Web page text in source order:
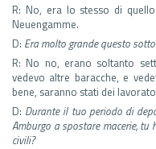
R: No, era lo stesso di
Neuengamme.
D: Era molto grande questo
R: No no, erano soltanto
vedevo altre baracche, e
bene, saranno stati dei
D: Durante il tuo periodo di
Amburgo a spostare macerie,
civili?